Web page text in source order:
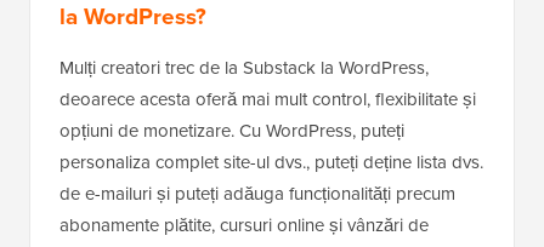
la WordPress?
Mulți creatori trec de la Substack la WordPress,
deoarece acesta oferă mai mult control, flexibilitate și
opțiuni de monetizare. Cu WordPress, puteți
personaliza complet site-ul dvs., puteți deține lista dvs.
de e-mailuri și puteți adăuga funcționalități precum
abonamente plătite, cursuri online și vânzări de